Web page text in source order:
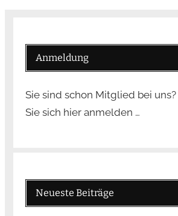
Anmeldung
Sie sind schon Mitglied bei
Sie sich hier anmelden …
Neueste Beiträge